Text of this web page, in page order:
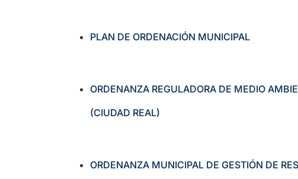
PLAN DE ORDENACIÓN MUNICIPAL
ORDENANZA REGULADORA DE MEDIO
(CIUDAD REAL)
ORDENANZA MUNICIPAL DE GESTIÓN DE